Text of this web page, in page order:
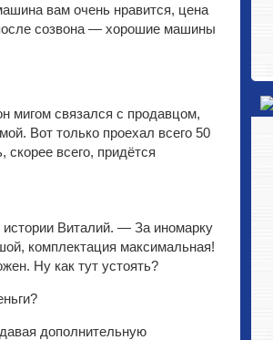
вам очень нравится, цена
созвона — хорошие машины
мигом связался с продавцом,
Вот только проехал всего 50
всего, придётся
Виталий. — За иномарку
комплектация максимальная!
Ну как тут устоять?
дополнительную